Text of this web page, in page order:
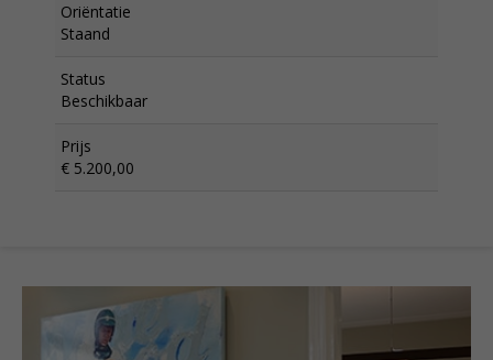
Oriëntatie
Staand
Status
Beschikbaar
Prijs
€ 5.200,00